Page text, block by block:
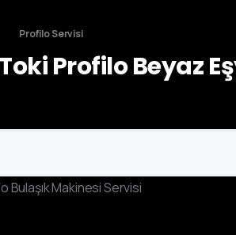
Profilo Servisi
Profilo Beyaz